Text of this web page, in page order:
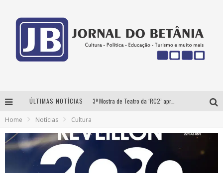
ÚLTIMAS NOTÍCIAS 3ª Mostra de Teatro da ‘RC2’ apresenta ‘seis espetáculos’ imperdíveis para o público ‘infantil e adulto’ assistir no conforto de casa pelo canal do Youtube
‘AS NOITES MAL DORMIDAS DE CAIO JOCHEM’ é a nova obra do escritor mineiro Raphael Juliano
Home Notícias Cultura